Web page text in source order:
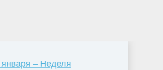
– Неделя